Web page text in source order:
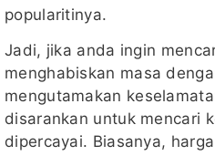
popularitinya.
Jadi, jika anda ingin
menghabiskan masa
mengutamakan
disarankan untuk mencari
dipercayai. Biasanya,